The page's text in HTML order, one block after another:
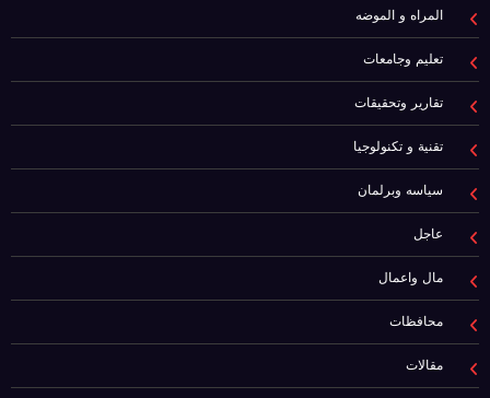
المراه و الموضه
تعليم وجامعات
تقارير وتحقيقات
تقنية و تكنولوجيا
سياسه وبرلمان
عاجل
مال واعمال
محافظات
مقالات